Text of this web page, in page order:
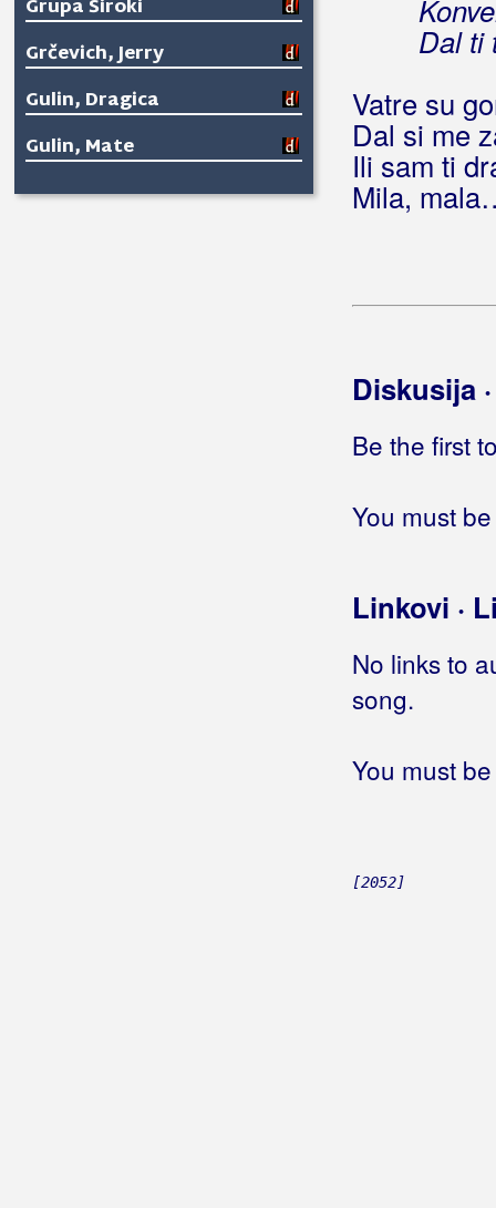
Grupa Široki
Grčevich, Jerry
Gulin, Dragica
Gulin, Mate
Gustafi
Dal ti
Vatre su
Dal si me
Ili sam ti
Mila,
Diskusija
Be the first
You must
Linkovi ·
No links to
song.
You must
[2052]